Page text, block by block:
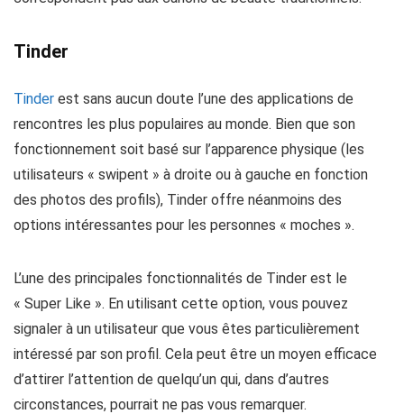
Tinder
Tinder est sans aucun doute l’une des applications de
rencontres les plus populaires au monde. Bien que son
fonctionnement soit basé sur l’apparence physique (les
utilisateurs « swipent » à droite ou à gauche en fonction
des photos des profils), Tinder offre néanmoins des
options intéressantes pour les personnes « moches ».
L’une des principales fonctionnalités de Tinder est le
« Super Like ». En utilisant cette option, vous pouvez
signaler à un utilisateur que vous êtes particulièrement
intéressé par son profil. Cela peut être un moyen efficace
d’attirer l’attention de quelqu’un qui, dans d’autres
circonstances, pourrait ne pas vous remarquer.